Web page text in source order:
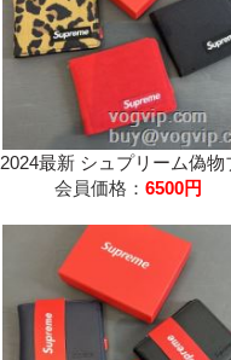
2024最新 シュプリーム偽物
会員価格：6500円